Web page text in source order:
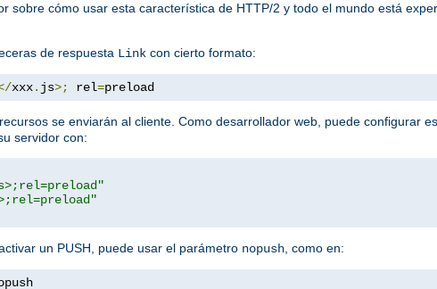
sobre cómo usar esta característica de HTTP/2 y todo el mundo está
de respuesta Link con cierto formato:
xxx. js>; rel=preload
se enviarán al cliente. Como desarrollador web, puede configurar
servidor con:
un PUSH, puede usar el parámetro nopush, como en: